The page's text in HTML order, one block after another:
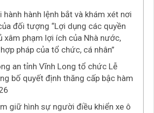
hành hành lệnh bắt và khám xét nơi
đối tượng “Lợi dụng các quyền
xâm phạm lợi ích của Nhà nước,
pháp của tổ chức, cá nhân”
an tỉnh Vĩnh Long tổ chức Lễ
bố quyết định thăng cấp bậc hàm
giữ hình sự người điều khiển xe ô